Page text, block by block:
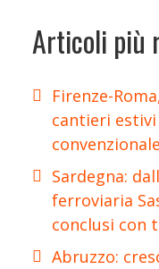
Articoli più
Firenze-
cantieri
convenzionale
Sardegna:
ferroviaria
conclusi con
Abruzzo: